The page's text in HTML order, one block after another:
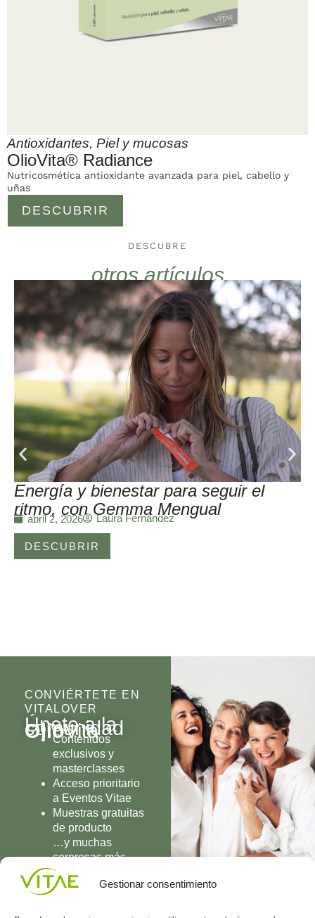
Gestionar consentimiento
Antioxidantes, Piel y mucosas
OlioVita® Radiance
DESCUBRIR
Nutricosmética antioxidante avanzada para piel, cabello y
uñas
DESCUBRE
otros artículos
Energía y bienestar para seguir el
ritmo, con Gemma Mengual
abril 2, 2026 Laura Fernández
DESCUBRIR
CONVIÉRTETE EN
VITALOVER
Únete a la
comunidad
OlioVita
Contenidos
exclusivos y
masterclasses
Acceso prioritario
a Eventos Vitae
Muestras gratuitas
de producto
…y muchas
sorpresas más
UNIRME